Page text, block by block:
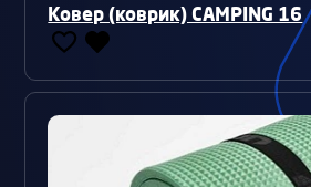
Ковер (коврик) CAMPING 16